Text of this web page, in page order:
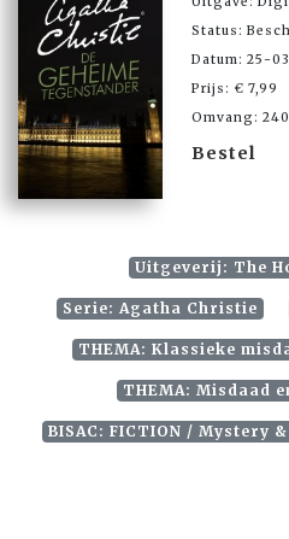
Status:
Datum: 25-
Prijs: € 7,99
Omvang:
Bestel
Uitgeverij: The
Serie: Agatha Christie
THEMA: Klassieke
THEMA: Misdaad
BISAC: FICTION / Mystery